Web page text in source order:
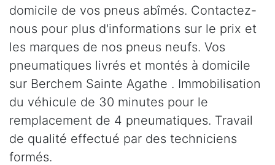
domicile de vos pneus abîmés. Contactez-
nous pour plus d'informations sur le prix et
les marques de nos pneus neufs. Vos
pneumatiques livrés et montés à domicile
sur Berchem Sainte Agathe . Immobilisation
du véhicule de 30 minutes pour le
remplacement de 4 pneumatiques. Travail
de qualité effectué par des techniciens
formés.